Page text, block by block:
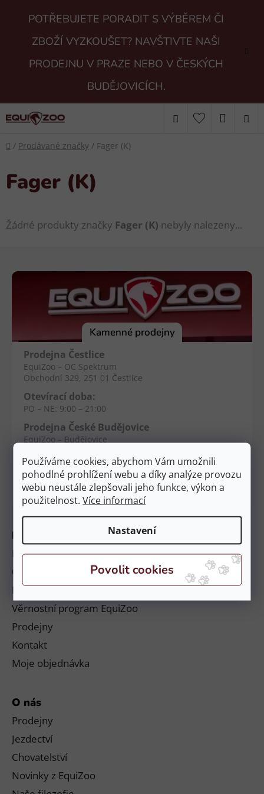
Používáme cookies, abychom Vám umožnili
pohodlné prohlížení webu a díky analýze provozu
webu neustále zlepšovali jeho funkce, výkon a
použitelnost.Více informací
Nastavení
POTŘEBUJETE PORADIT S VÝBĚREM ČI
ZBOŽÍ VYZKOUŠET? NAVŠTIVTE NAŠI
PRODEJNU V PRAZE NEBO V ČESKÝCH
BUDĚJOVICÍCH.
Hledat
Domů
/ Prodávané značky / Fager (K)
Fager (K)
Žádné produkty značky Fager (K) nebyly nalezeny...
Informace
Platby a doručení
Obchodní podmínky a reklamační řád
Podmínky ochrany osobních údajů
Věrnostní program EquiZoo
Prodejny
Kontakt
Moje objednávka
O nás
Prodejny
Jezdectví
Chovatelství
Novinky z EquiZoo
Kamenné prodejny
Prodejna Čestlice
EquiZoo – OC Spektrum
Obchodní 329, 251 01 Čestlice
Otevírací doba:
PO – NE: 9:00 – 21:00
Prodejna České Budějovice
EquiZoo – Budějovice
Otevírací doba:
PO – NE: 9:00 – 20:00